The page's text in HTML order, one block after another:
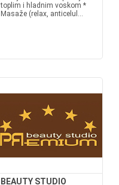
toplim i hladnim voskom *
Masaže (relax, anticelul...
BEAUTY STUDIO